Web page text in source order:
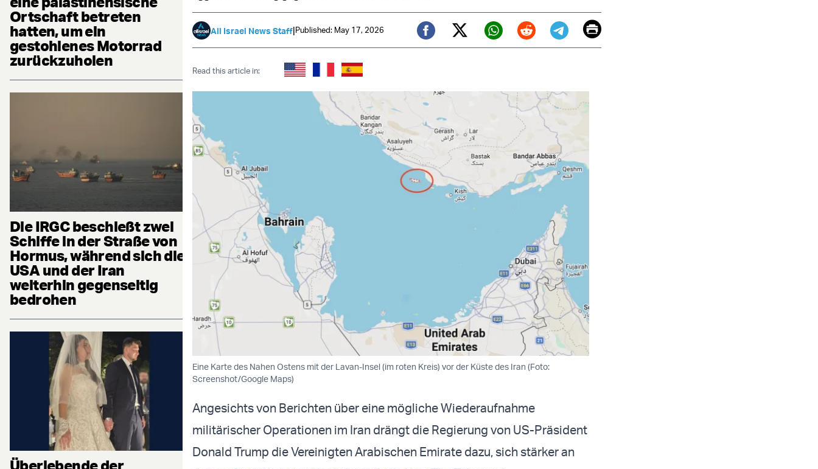
Ortschaft betreten
hatten, um ein
gestohlenes Motorrad
zurückzuholen
Die IRGC beschießt zwei
Schiffe in der Straße von
Hormus, während sich die
USA und der Iran
weiterhin gegenseitig
bedrohen
Überlebende der
All Israel News Staff|Published: May 17, 2026
Facebook
Twitter (X)
Whatsapp
RedditTelegram
EmailPrint
Read this article in:
Eine Karte des Nahen Ostens mit der Lavan-Insel (im roten Kreis) vor der Küste des Iran (Foto:
Screenshot/Google Maps)
Angesichts von Berichten über eine mögliche Wiederaufnahme
militärischer Operationen im Iran drängt die Regierung von US-Präsident
Donald Trump die Vereinigten Arabischen Emirate dazu, sich stärker an